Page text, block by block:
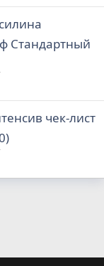
Стандартный
чек-лист